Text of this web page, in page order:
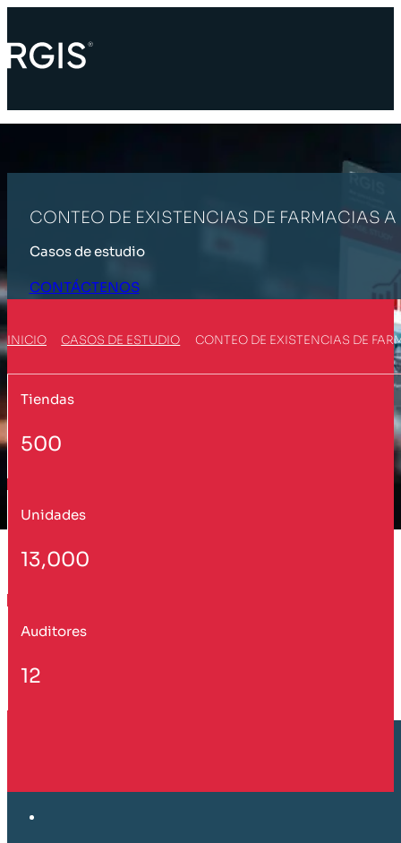
CONTEO DE EXISTENCIAS DE FARMACIAS
Casos de estudio
CONTÁCTENOS
INICIO CASOS DE ESTUDIO CONTEO DE EXISTENCIAS DE
Tiendas
500
Unidades
13,000
Auditores
12